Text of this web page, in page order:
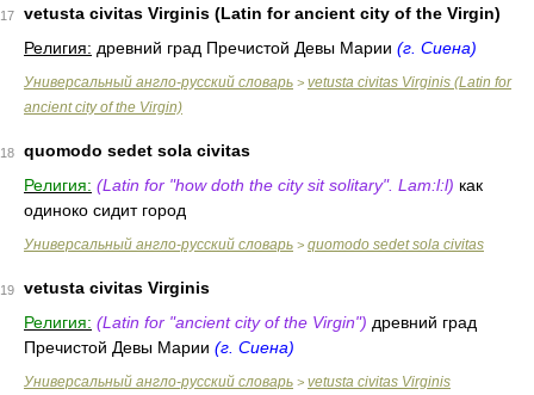
17
vetusta civitas Virginis (Latin for ancient city of the Virgin)
Религия: древний град Пречистой Девы Марии (г. Сиена)
Универсальный англо-русский словарь > vetusta civitas Virginis (Latin for
ancient city of the Virgin)
18
quomodo sedet sola civitas
Религия: (Latin for "how doth the city sit solitary". Lam:l:l) как
одиноко сидит город
Универсальный англо-русский словарь > quomodo sedet sola civitas
19
vetusta civitas Virginis
Религия: (Latin for "ancient city of the Virgin") древний град
Пречистой Девы Марии (г. Сиена)
Универсальный англо-русский словарь > vetusta civitas Virginis